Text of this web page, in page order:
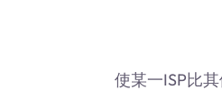
使某一ISP比